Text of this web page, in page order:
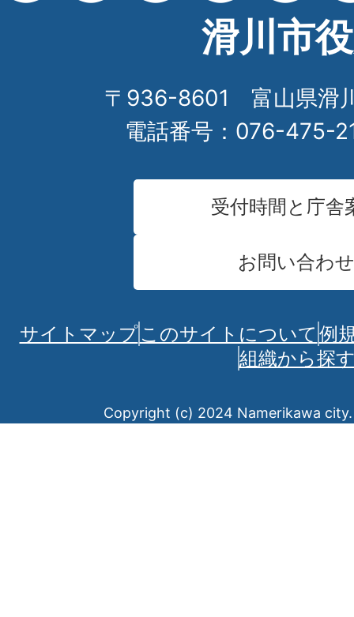
滑川市
〒936-8601 富山県滑
電話番号：076-475-
受付時間と庁舎
お問い合わせ
サイトマップこのサイトについて 例
組織から探
Copyright (c) 2024 Namerikawa